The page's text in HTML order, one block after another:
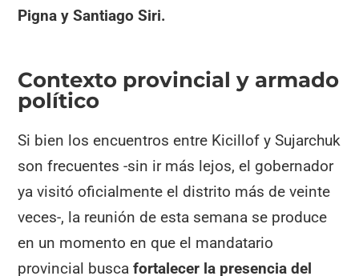
Pigna y Santiago Siri.
Contexto provincial y armado
político
Si bien los encuentros entre Kicillof y Sujarchuk
son frecuentes -sin ir más lejos, el gobernador
ya visitó oficialmente el distrito más de veinte
veces-, la reunión de esta semana se produce
en un momento en que el mandatario
provincial buscafortalecer la presencia del